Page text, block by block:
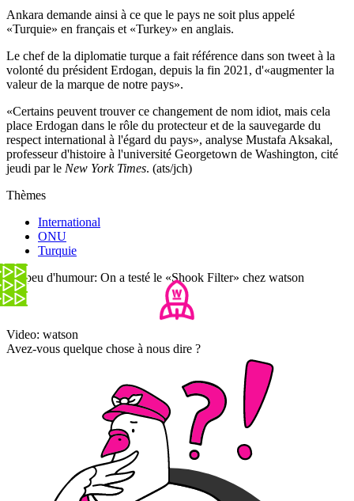
Ankara demande ainsi à ce que le pays ne soit plus appelé
«Turquie» en français et «Turkey» en anglais.
Le chef de la diplomatie turque a fait référence dans son tweet à la
volonté du président Erdogan, depuis la fin 2021, d'«augmenter la
valeur de la marque de notre pays».
«Certains peuvent trouver ce changement de nom idiot, mais cela
place Erdogan dans le rôle du protecteur et de la sauvegarde du
respect international à l'égard du pays», analyse Mustafa Aksakal,
professeur d'histoire à l'université Georgetown de Washington, cité
jeudi par le New York Times. (ats/jch)
Thèmes
International
ONU
Turquie
Un peu d'humour: On a testé le «Shook Filter» chez watson
Video: watson
Avez-vous quelque chose à nous dire ?